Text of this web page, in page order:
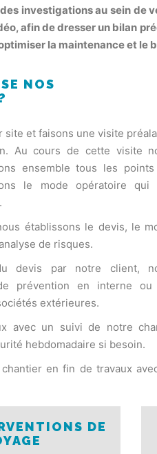
investigations au sein de
afin de dresser un bilan
la maintenanceet le
NOS
site et faisons une visite
Au cours de cette visite
ensemble tous les
le mode opératoire qui
établissons le devis, le
de risques.
devis par notre client,
prévention en interne ou
extérieures.
avec un suivi de notre
hebdomadaire si besoin.
en fin de travaux
DE